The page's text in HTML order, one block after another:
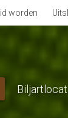
Lid worden